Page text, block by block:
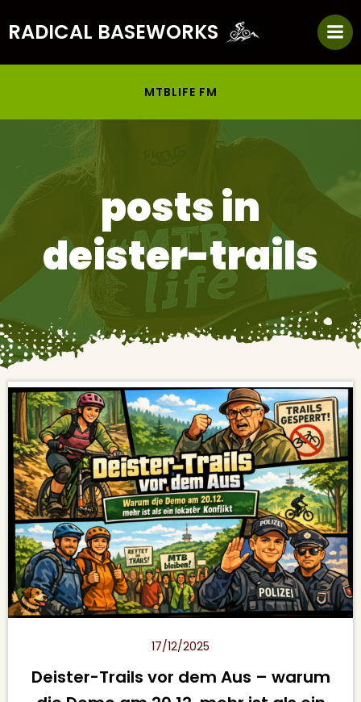
Inhalt
springen
RADICAL BASEWORKS
MTBLIFE FM
posts in
deister-trails
17/12/2025
Deister-Trails vor dem Aus – warum